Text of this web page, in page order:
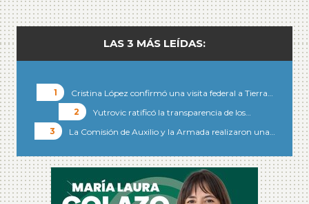
LAS 3 MÁS LEÍDAS:
Cristina López confirmó una visita federal a Tierra…
Yutrovic ratificó la transparencia de los…
La Comisión de Auxilio y la Armada realizaron una…